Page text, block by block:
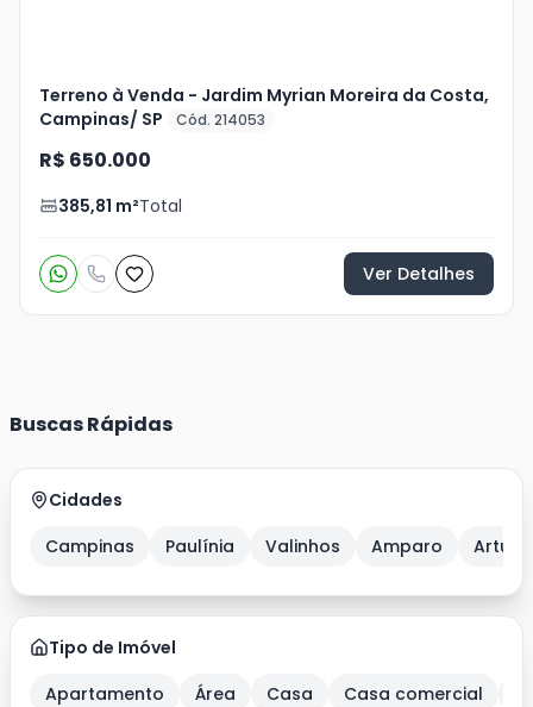
Terreno à Venda - Jardim Myrian Moreira da Costa,
Campinas/ SP
Cód. 214053
R$ 650.000
385,81 m²Total
Ver Detalhes
Buscas Rápidas
Cidades
Campinas
Paulínia Valinhos Amparo Artur
Tipo de Imóvel
Apartamento
Área Casa Casa comercial